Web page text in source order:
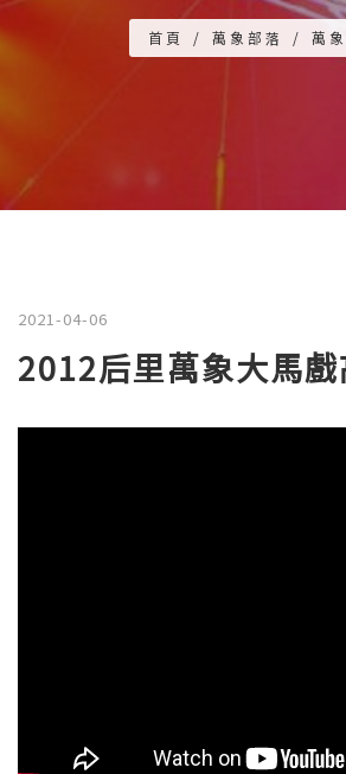
首頁 / 萬象部落 / 萬
2021-04-06
2012后里萬象大馬